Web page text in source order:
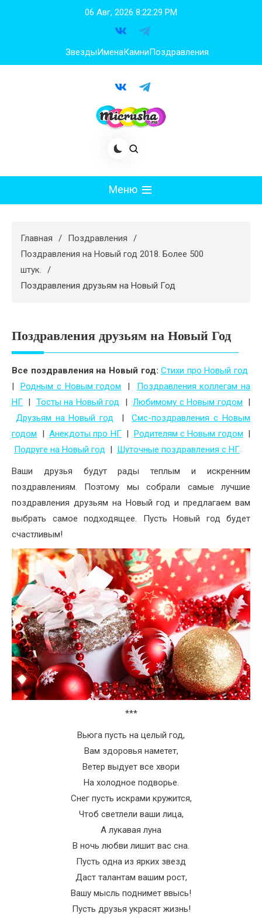
06 Авг, 2026 8:22:30 PM
ЗвездыИменаКамниПоздравления
Меню
Худеем
Психология
Дети
Дом
Жизнь
Хобби
Красота
Недвижимость
Главная
Поздравления
Поздравления на Новый год 2018. Более 500
штук.
Поздравления друзьям на Новый Год
Поздравления друзьям на Новый Год
Все поздравления на Новый год:Стихи про Новый год
|Родным с Новым годом | Поздравления коллегам на
НГ | Тосты на Новый год | Любимому с Новым годом |
Друзьям на Новый год |Смс-поздравления с Новым
годом |Анекдоты про НГ| Родителям с Новым годом |
Подруге на Новый год | Шуточные поздравления с НГ
Ваши друзья будут рады теплым и искренним
поздравлениям. Поэтому мы собрали самые лучшие
поздравления друзьям на Новый год и предлагаем вам
выбрать самое подходящее. Пусть Новый год будет
счастливым!
***
Вьюга пусть на целый год,
Вам здоровья наметет,
Ветер выдует все хвори
На холодное подворье.
Снег пусть искрами кружится,
Чтоб светлели ваши лица,
А лукавая луна
В ночь любви лишит вас сна.
Пусть одна из ярких звезд
Даст талантам вашим рост,
Вашу мысль поднимет ввысь!
Пусть друзья украсят жизнь!